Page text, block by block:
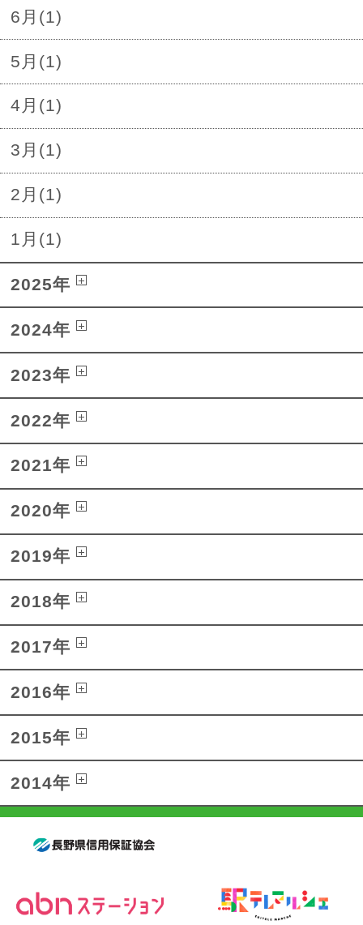
6月(1)
5月(1)
4月(1)
3月(1)
2月(1)
1月(1)
2025年
2024年
2023年
2022年
2021年
2020年
2019年
2018年
2017年
2016年
2015年
2014年